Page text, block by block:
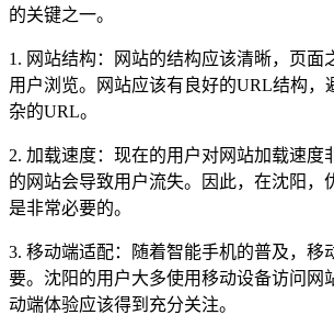
的关键之一。
1. 网站结构：网站的结构应该清晰，页面
用户浏览。网站应该有良好的URL结构，
杂的URL。
2. 加载速度：现在的用户对网站加载速度
的网站会导致用户流失。因此，在沈阳，
是非常必要的。
3. 移动端适配：随着智能手机的普及，移
要。沈阳的用户大多使用移动设备访问网
动端体验应该得到充分关注。